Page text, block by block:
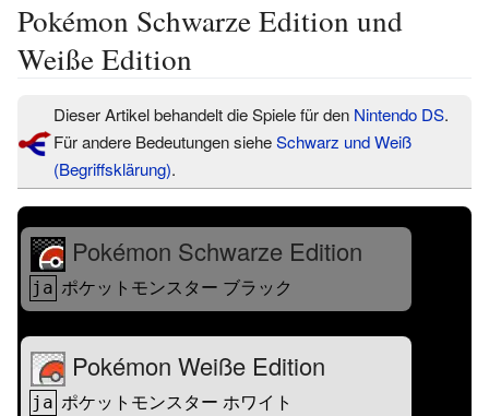
Pokémon Schwarze Edition und
Weiße Edition
Dieser Artikel behandelt die Spiele für den Nintendo DS.
Für andere Bedeutungen sieheSchwarz und Weiß
(Begriffsklärung).
Pokémon Schwarze Edition
ja ポケットモンスター ブラック
Pokémon Weiße Edition
ja ポケットモンスター ホワイト